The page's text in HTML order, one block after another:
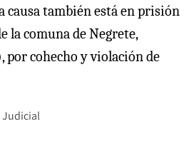
causa también está en prisión
la comuna de Negrete,
por cohecho y violación de
Judicial